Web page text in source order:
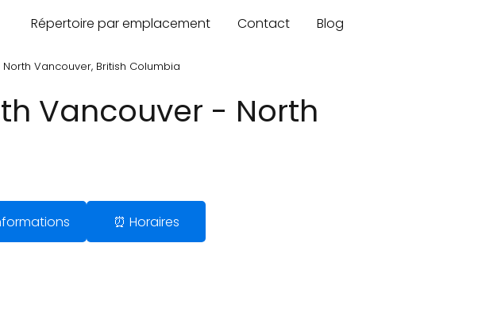
Répertoire par emplacement Contact Blog
Vancouver, British Columbia
Vancouver - North
⏰ Horaires